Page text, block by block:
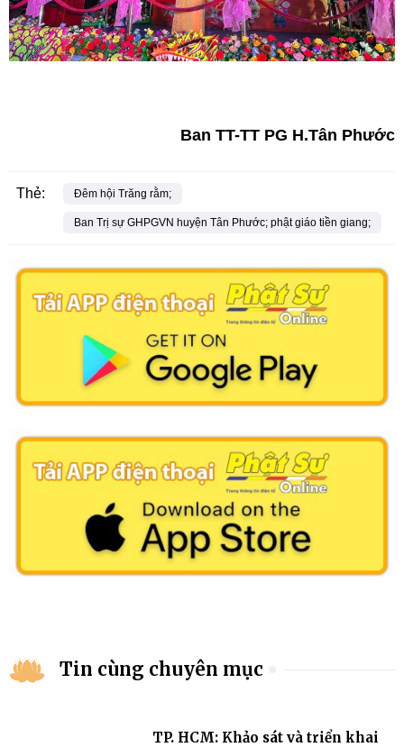
Ban TT-TT PG H.Tân Phước
Thẻ: Đêm hội Trăng rằm;
Ban Trị sự GHPGVN huyện Tân Phước; phật giáo tiền giang;
Tin cùng chuyên mục
TP. HCM: Khảo sát và triển khai